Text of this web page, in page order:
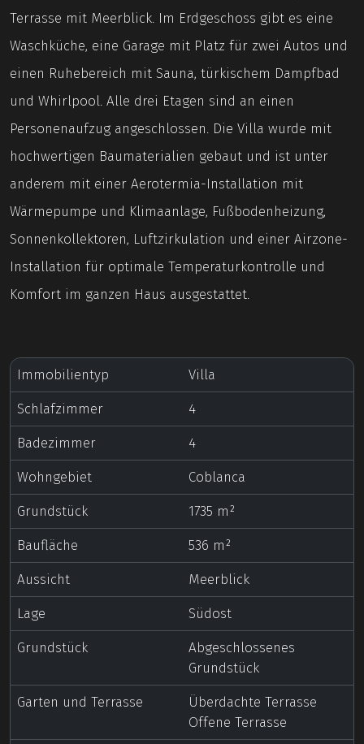
Terrasse mit Meerblick. Im Erdgeschoss gibt es eine
Waschküche, eine Garage mit Platz für zwei Autos und
einen Ruhebereich mit Sauna, türkischem Dampfbad
und Whirlpool. Alle drei Etagen sind an einen
Personenaufzug angeschlossen. Die Villa wurde mit
hochwertigen Baumaterialien gebaut und ist unter
anderem mit einer Aerotermia-Installation mit
Wärmepumpe und Klimaanlage, Fußbodenheizung,
Sonnenkollektoren, Luftzirkulation und einer Airzone-
Installation für optimale Temperaturkontrolle und
Komfort im ganzen Haus ausgestattet.
Immobilientyp
Villa
Schlafzimmer
4
Badezimmer
4
Wohngebiet
Coblanca
Grundstück
1735 m²
Baufläche
536 m²
Aussicht
Meerblick
Lage
Südost
Grundstück
Abgeschlossenes
Grundstück
Garten und Terrasse
Überdachte Terrasse
Offene Terrasse